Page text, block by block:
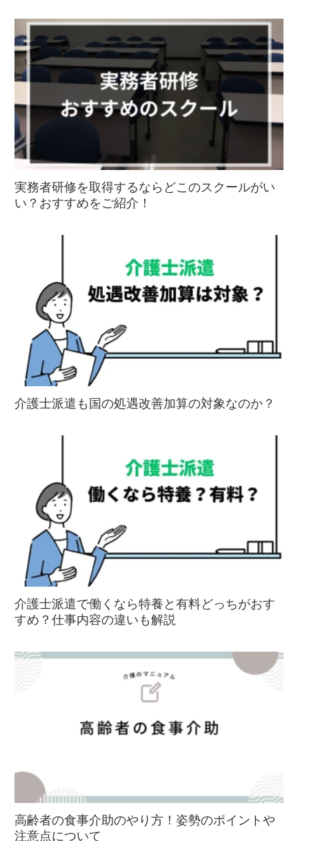
実務者研修を取得するならどこのスクールがい
い？おすすめをご紹介！
介護士派遣も国の処遇改善加算の対象なのか？
介護士派遣で働くなら特養と有料どっちがおす
すめ？仕事内容の違いも解説
高齢者の食事介助のやり方！姿勢のポイントや
注意点について